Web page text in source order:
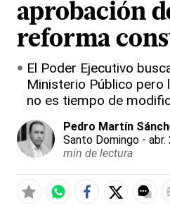
aprobación
reforma
El Poder Ejecutivo
Ministerio Público pero
no es tiempo de
Pedro Martín
Santo Domingo - abr.
min de lectura